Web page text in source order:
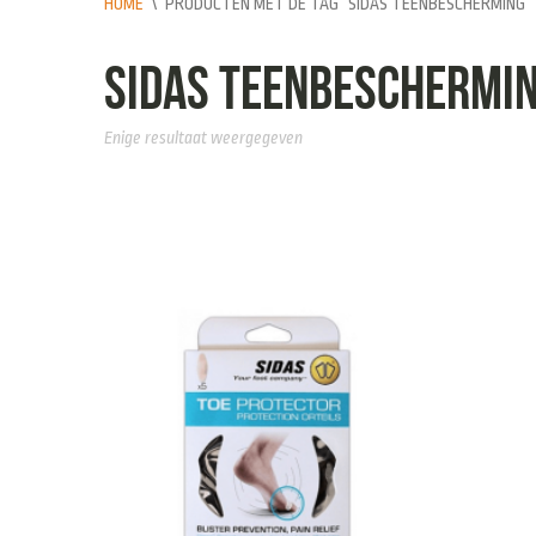
HOME \ PRODUCTEN MET DE TAG “SIDAS TEENBESCHERMING”
Sidas
Enige resultaat weergegeven